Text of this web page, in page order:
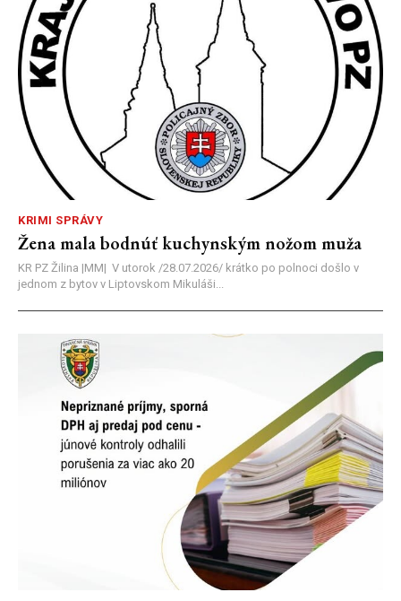
KRIMI SPRÁVY
Žena mala bodnúť kuchynským nožom muža
KR PZ Žilina |MM| V utorok /28.07.2026/ krátko po polnoci došlo v
jednom z bytov v Liptovskom Mikuláši...